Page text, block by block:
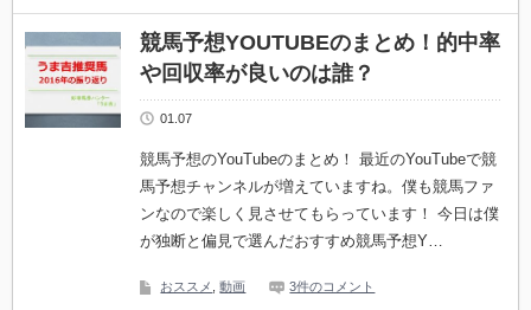
競馬予想YOUTUBEのまとめ！的中率
や回収率が良いのは誰？
01.07
競馬予想のYouTubeのまとめ！ 最近のYouTubeで競
馬予想チャンネルが増えていますね。僕も競馬ファ
ンなので楽しく見させてもらっています！ 今日は僕
が独断と偏見で選んだおすすめ競馬予想Y…
おススメ ,動画 3件のコメント